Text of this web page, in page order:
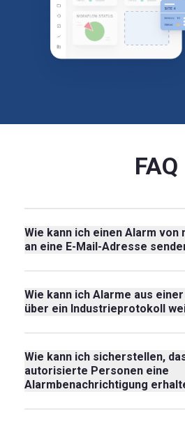
FAQ
Wie kann ich einen Alarm von
an eine E-Mail-Adresse
Wie kann ich Alarme aus
über ein Industrieprotokoll
Wie kann ich sicherstellen,
autorisierte Personen eine
Alarmbenachrichtigung